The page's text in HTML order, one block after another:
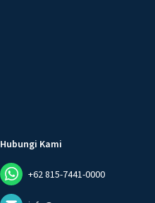
Hubungi Kami
+62 815-7441-0000